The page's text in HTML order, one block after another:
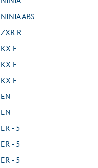
ABS
R
F
F
F
- 5
- 5
- 5